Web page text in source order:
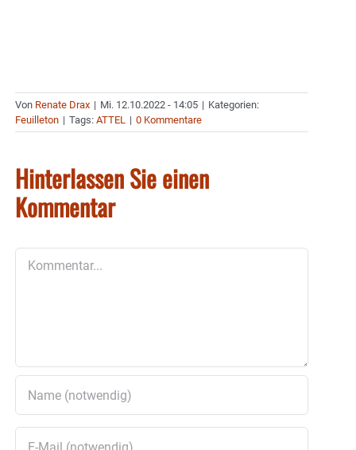
Von Renate Drax | Mi. 12.10.2022 - 14:05 | Kategorien:
Feuilleton | Tags: ATTEL | 0 Kommentare
Hinterlassen Sie einen
Kommentar